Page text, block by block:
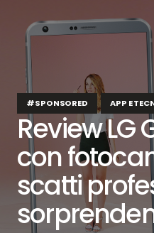
#SPONSORED APP E
Review LG
con
scatti